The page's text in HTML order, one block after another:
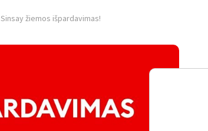
Sinsay žiemos išpardavimas!